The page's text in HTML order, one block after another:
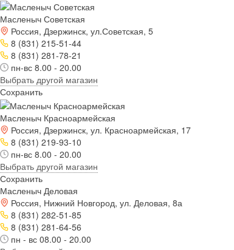
Масленыч Советская
Россия, Дзержинск, ул.Советская, 5
8 (831) 215-51-44
8 (831) 281-78-21
пн-вс 8.00 - 20.00
Выбрать другой магазин
Сохранить
Масленыч Красноармейская
Россия, Дзержинск, ул. Красноармейская, 17
8 (831) 219-93-10
пн-вс 8.00 - 20.00
Выбрать другой магазин
Сохранить
Масленыч Деловая
Россия, Нижний Новгород, ул. Деловая, 8а
8 (831) 282-51-85
8 (831) 281-64-56
пн - вс 08.00 - 20.00